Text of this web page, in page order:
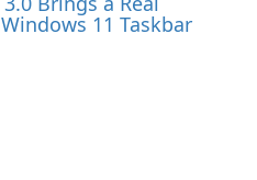
11 Taskbar